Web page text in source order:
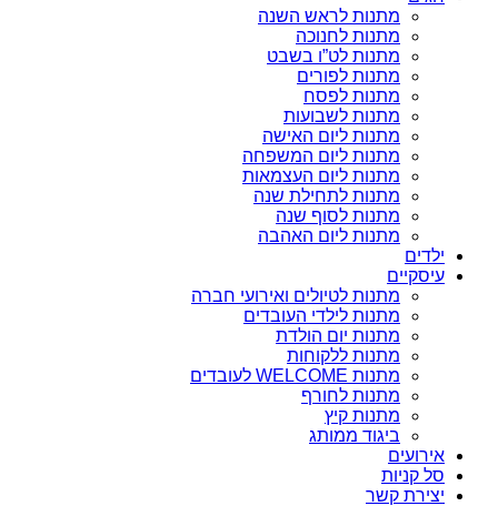
מתנות לראש השנה
מתנות לחנוכה
מתנות לט”ו בשבט
מתנות לפורים
מתנות לפסח
מתנות לשבועות
מתנות ליום האישה
מתנות ליום המשפחה
מתנות ליום העצמאות
מתנות לתחילת שנה
מתנות לסוף שנה
מתנות ליום האהבה
ילדים
עיסקיים
מתנות לטיולים ואירועי חברה
מתנות לילדי העובדים
מתנות יום הולדת
מתנות ללקוחות
מתנות WELCOME לעובדים
מתנות לחורף
מתנות קיץ
ביגוד ממותג
אירועים
סל קניות
יצירת קשר